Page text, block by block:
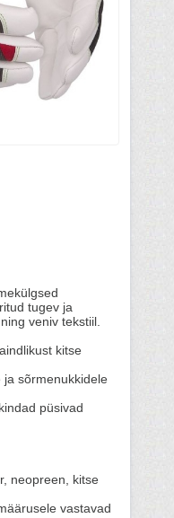
tugev ja
veniv tekstiil.
kitse
ja sõrmenukkidele
püsivad
neopreen, kitse
vastavad